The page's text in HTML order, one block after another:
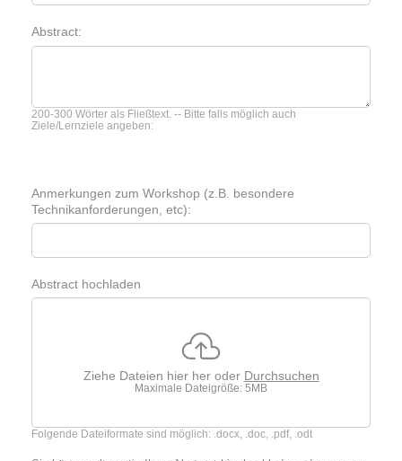
Abstract:
200-300 Wörter als Fließtext. -- Bitte falls möglich auch
Ziele/Lernziele angeben:
Anmerkungen zum Workshop (z.B. besondere
Technikanforderungen, etc):
Abstract hochladen
Ziehe Dateien hier her oder Durchsuchen
Maximale Dateigröße: 5MB
Folgende Dateiformate sind möglich: .docx, .doc, .pdf, .odt